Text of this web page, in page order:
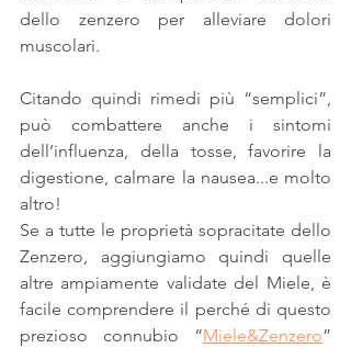
dello zenzero per alleviare dolori
muscolari.
Citando quindi rimedi più “semplici”,
può combattere anche i sintomi
dell’influenza, della tosse, favorire la
digestione, calmare la nausea...e molto
altro!
Se a tutte le proprietà sopracitate dello
Zenzero, aggiungiamo quindi quelle
altre ampiamente validate del Miele, è
facile comprendere il perché di questo
prezioso connubio “Miele&Zenzero”